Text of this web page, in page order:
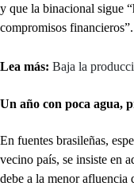
y que la binacional sigue
compromisos financieros”.
Lea más: Baja la
Un año con poca agua,
En fuentes brasileñas,
vecino país, se insiste en
debe a la menor afluencia